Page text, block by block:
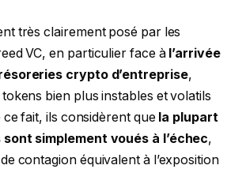
très clairement posé par les
VC, en particulier face à l’arrivée
crypto d’entreprise,
bien plus instables et volatils
fait, ils considèrent que la plupart
simplement voués à l’échec,
contagion équivalent à l’exposition